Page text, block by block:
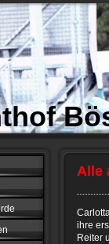
Alle
ihre
Reiter